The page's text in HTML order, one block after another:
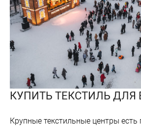
КУПИТЬ ТЕКСТИЛЬ ДЛЯ
Крупные текстильные центры